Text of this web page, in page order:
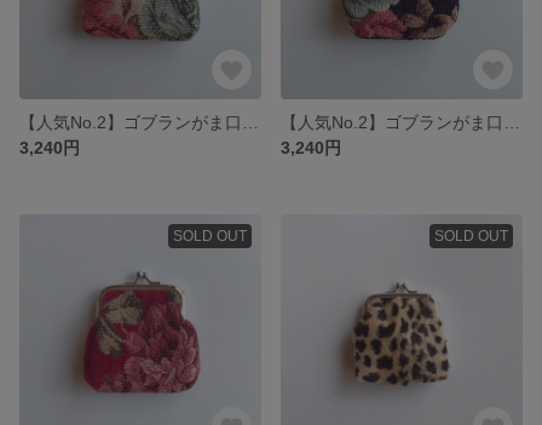
3,240円
3,240円
SOLD OUT SOLD OUT